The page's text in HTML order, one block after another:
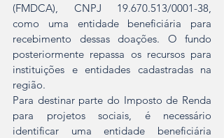
(FMDCA), CNPJ 19.670.513/0001-38,
como uma entidade beneficiária para
recebimento dessas doações. O fundo
posteriormente repassa os recursos para
instituições e entidades cadastradas na
região.
Para destinar parte do Imposto de Renda
para projetos sociais, é necessário
identificar uma entidade beneficiária